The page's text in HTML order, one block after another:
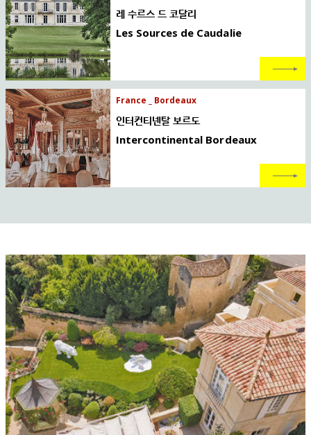
레 수르스 드 코달리
Les Sources de Caudalie
France _ Bordeaux
인터컨티넨탈 보르도
Intercontinental Bordeaux